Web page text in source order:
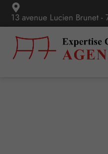
13 avenue Lucien Brunet -